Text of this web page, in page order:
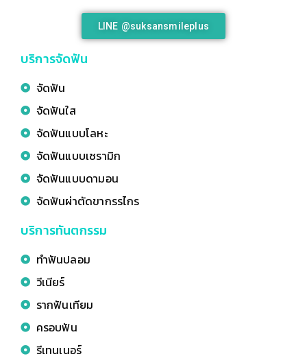
LINE @suksansmileplus
บริการจัดฟัน
จัดฟัน
จัดฟันใส
จัดฟันแบบโลหะ
จัดฟันแบบเซรามิก
จัดฟันแบบดามอน
จัดฟันผ่าตัดขากรรไกร
บริการทันตกรรม
ทำฟันปลอม
วีเนียร์
รากฟันเทียม
ครอบฟัน
รีเทนเนอร์